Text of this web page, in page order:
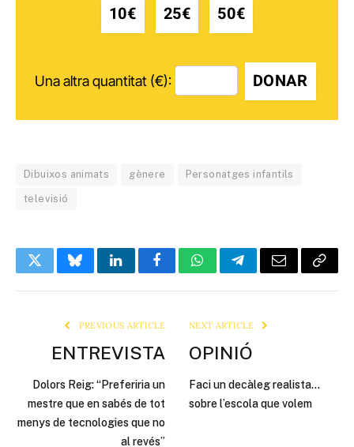
10€ 25€ 50€
Una altra quantitat (€): DONAR
Dibuixos animats gènere Personatges infantils
televisió
TwitterBlueskyLinkedInFacebookWhatsAppTelegramEmail Copy
PREVIOUS ARTICLE
ENTREVISTA
Dolors Reig: “Preferiria un
mestre que en sabés de tot
menys de tecnologies que no
al revés”
NEXT ARTICLE
OPINIÓ
Faci un decàleg realista…
sobre l’escola que volem